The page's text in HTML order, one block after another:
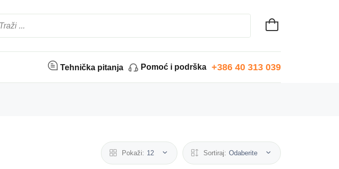
Tehnička pitanja Pomoć i podrška +386 40 313 039
Pokaži: 12 Sortiraj: Odaberite